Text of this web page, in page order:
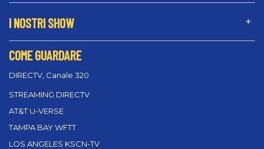
I NOSTRI SHOW
COME GUARDARE
DIRECTV, Canale 320
STREAMING DIRECTV
AT&T U-VERSE
TAMPA BAY WFTT
LOS ANGELES KSCN-TV